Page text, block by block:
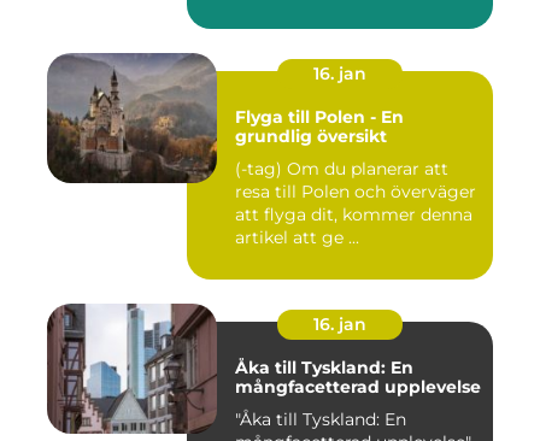
16. jan
Flyga till Polen - En
grundlig översikt
(-tag) Om du planerar att
resa till Polen och överväger
att flyga dit, kommer denna
artikel att ge ...
16. jan
Åka till Tyskland: En
mångfacetterad upplevelse
"Åka till Tyskland: En